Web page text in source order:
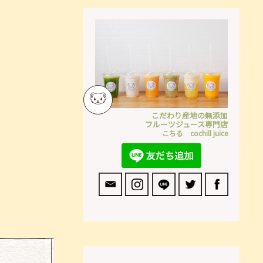
こだわり産地の無添加
フルーツジュース専門店
こちる cochill juice